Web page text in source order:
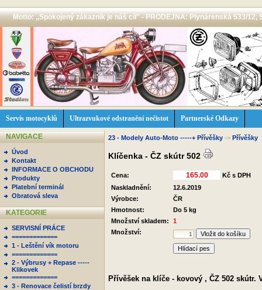
Motto: ,,Spokojený zákazník je náš cíl'' - PRODEJNA: Plynárenská 533/12,
Servis motocyklů Ultrazvukové odstranění nečistot Partnerské Odkazy
NAVIGACE
Úvod
Kontakt
INFORMACE O OBCHODU
Produkty
Platební terminál
Obratová sleva
KATEGORIE
SERVISNÍ PRÁCE
=============
1 - Leštění vík motoru
=============
2 - Výbrusy + Repase -----
Klikovek
=============
3 - Renovace čelistí brzdy
23 - Modely Auto-Moto -----+ Přívěšky -> Přívěšky
Klíčenka - ČZ skútr 502
Cena:
Kč s DPH
Naskladnění:
12.6.2019
Výrobce:
ČR
Hmotnost:
Do 5 kg
Množství skladem:
1
Množství:
Hlídací pes
Přívěšek na klíče - kovový , ČZ 502 skútr.